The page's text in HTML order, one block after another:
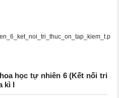
học tự nhiên 6 (Kết nối tri
kì I